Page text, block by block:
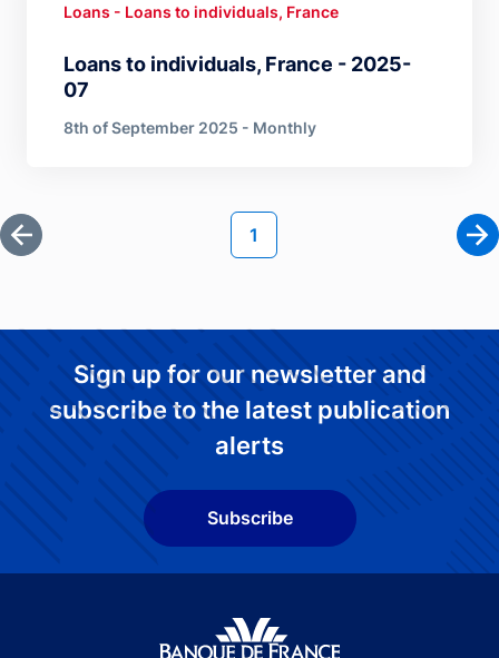
Loans to individuals, France - 2025-
07
Loans - Loans to individuals, France
8th of September 2025 - Monthly
First page
Current page
1
Sign up for our newsletter and
subscribe to the latest publication
alerts
Subscribe